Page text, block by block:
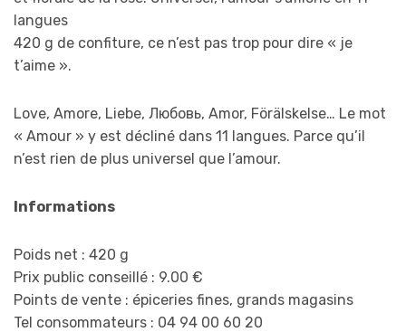
langues
420 g de confiture, ce n’est pas trop pour dire « je
t’aime ».
Love, Amore, Liebe, Любовь, Amor, Förälskelse… Le mot
« Amour » y est décliné dans 11 langues. Parce qu’il
n’est rien de plus universel que l’amour.
Informations
Poids net : 420 g
Prix public conseillé : 9.00 €
Points de vente : épiceries fines, grands magasins
Tel consommateurs : 04 94 00 60 20